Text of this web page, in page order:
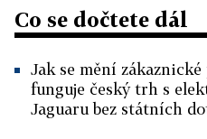
Co se dočtete dál
Jak se mění
funguje český trh s
Jaguaru bez státních